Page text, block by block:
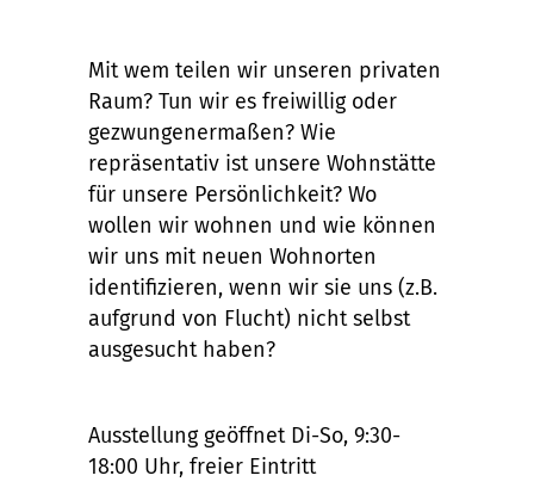
Mit wem teilen wir unseren privaten
Raum? Tun wir es freiwillig oder
gezwungenermaßen? Wie
repräsentativ ist unsere Wohnstätte
für unsere Persönlichkeit? Wo
wollen wir wohnen und wie können
wir uns mit neuen Wohnorten
identifizieren, wenn wir sie uns (z.B.
aufgrund von Flucht) nicht selbst
ausgesucht haben?
Ausstellung geöffnet Di-So, 9:30-
18:00 Uhr, freier Eintritt